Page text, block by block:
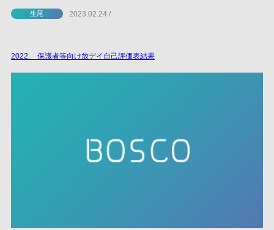
生尾 2023.02.24 /
2022. 保護者等向け放デイ自己評価表結果